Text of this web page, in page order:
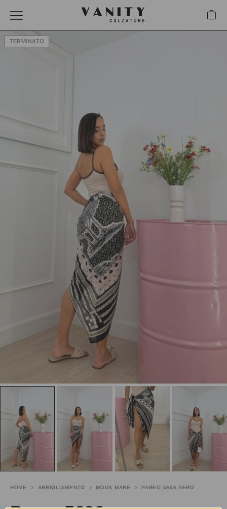
TERMINATO
HOME ABBIGLIAMENTO MODA MARE PAREO 5606 NERO